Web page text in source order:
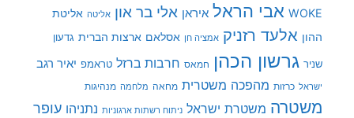
WOKE אבי הראל איראן אלי בר און אליטה אליטת
ההון אלעד רזניק אמציה חן אסלאם ארצות הברית גדעון
שניר גרשון הכהן חמאס חרבות ברזל טראמפ יאיר רגב
ישראל כרזות מהפכה משטרית מחאה מלחמה מנהיגות
משטרה משטרת ישראל ניתוח רשתות ארגוניות נתניהו עופר